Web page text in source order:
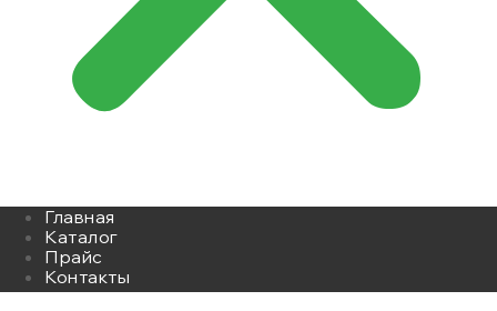
Главная
Каталог
Прайс
Контакты